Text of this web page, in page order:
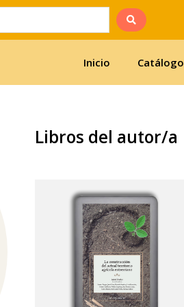
Inicio Catálogo
Libros del autor/a